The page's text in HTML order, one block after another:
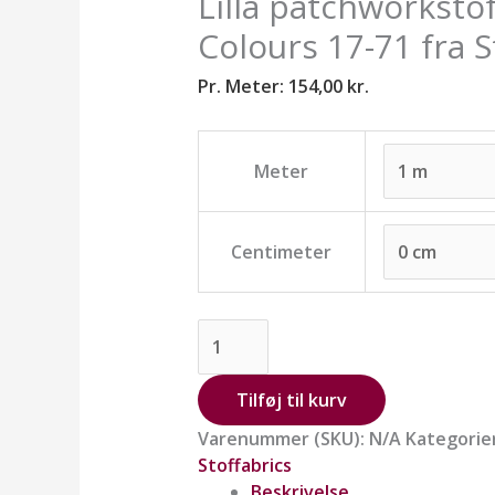
Colours 17-71 fra
Pr. Meter: 154,00 kr.
Meter
Centimeter
Stoffabrics.
antal
Tilføj til kurv
Varenummer (SKU): N/A
Stoffabrics